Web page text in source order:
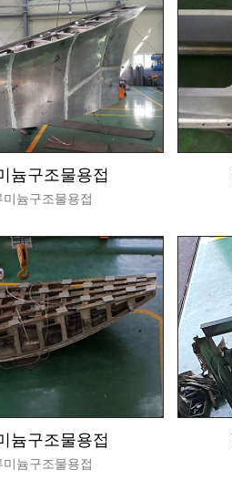
늄구조물용접
미늄구조물용접
늄구조물용접
미늄구조물용접